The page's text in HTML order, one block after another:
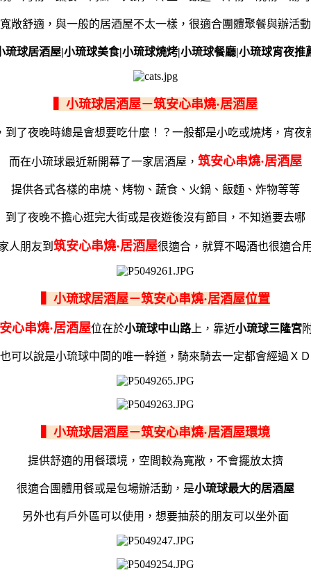
敞舒適，與一般的居酒屋不太一樣，很適合團體聚餐與辦活
琉球居酒屋|小琉球美食|小琉球燒烤|小琉球餐廳|小琉球宵夜推
▍小琉球居酒屋－筑安心串燒·居酒屋
到了夜晚時總是會想要吃什麼！？ 一般都是小吃或燒烤，宵夜
而在小琉球最近新開幕了一家居酒屋， 筑安心串燒·居酒屋
提供各式各樣的串燒、烤物、蔬食、火鍋、飯麵、炸物等等
到了夜晚不擔心逛完大街或是夜遊後沒有節目，不知道要去哪
人朋友到 筑安心串燒·居酒屋很適合，就算不喝酒也很適合
▍小琉球居酒屋－筑安心串燒·居酒屋位置
心串燒·居酒屋位在於小琉球中山路上，靠近小琉球三隆宮
也可以說是小琉球中間的唯一幹道，騎來騎去一定都會經過ＸＤ
▍小琉球居酒屋－筑安心串燒·居酒屋環境
提供舒適的用餐環境，空間較為寬敞，不會擺放太擠
很適合團體用餐或是包場辦活動，是小琉球最大的居酒屋
另外也有戶外區可以使用，想要抽菸的朋友可以坐外面